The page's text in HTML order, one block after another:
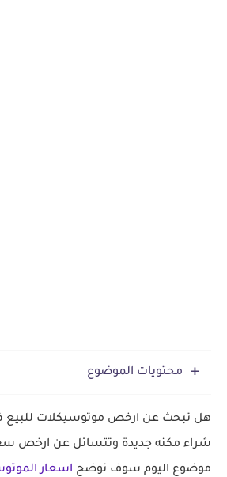
محتويات الموضوع
هل تبحث عن ارخص موتوسيكلات للبيع
شراء مكنه جديدة وتتسائل عن ارخص
موضوع اليوم سوف نوضح اسعار